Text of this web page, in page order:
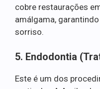
cobre restaurações
amálgama,
sorriso.
5. Endodontia
Este é um dos